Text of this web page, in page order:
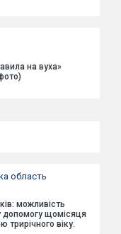
на вуха»
область
можливість
допомогу щомісяця
трирічного віку.